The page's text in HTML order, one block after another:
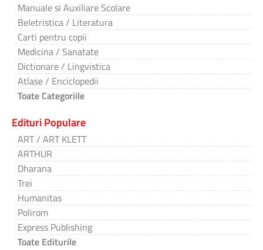
Manuale si Auxiliare Scolare
Beletristica / Literatura
Carti pentru copii
Medicina / Sanatate
Dictionare / Lingvistica
Atlase / Enciclopedii
Toate Categoriile
Edituri Populare
ART / ART KLETT
ARTHUR
Dharana
Trei
Humanitas
Polirom
Express Publishing
Toate Editurile